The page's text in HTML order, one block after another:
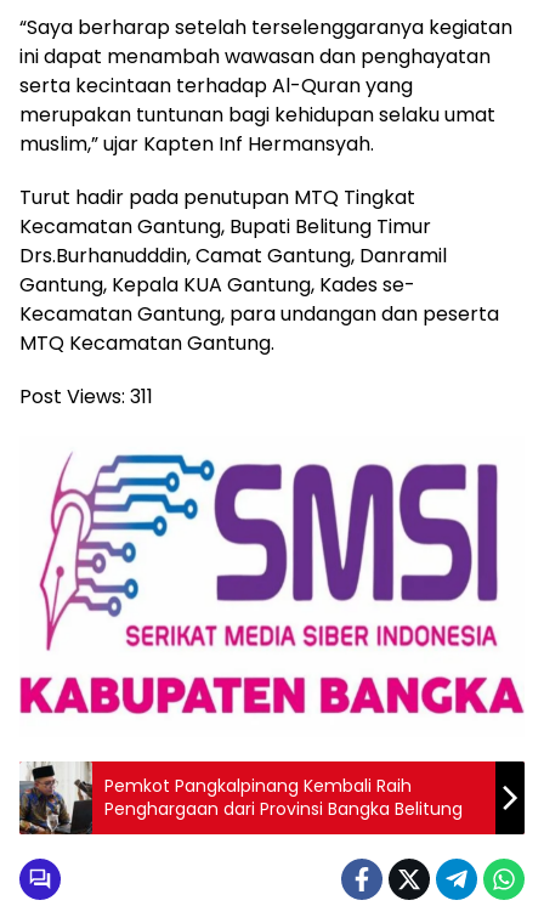
“Saya berharap setelah terselenggaranya kegiatan
ini dapat menambah wawasan dan penghayatan
serta kecintaan terhadap Al-Quran yang
merupakan tuntunan bagi kehidupan selaku umat
muslim,” ujar Kapten Inf Hermansyah.
Turut hadir pada penutupan MTQ Tingkat
Kecamatan Gantung, Bupati Belitung Timur
Drs.Burhanudddin, Camat Gantung, Danramil
Gantung, Kepala KUA Gantung, Kades se-
Kecamatan Gantung, para undangan dan peserta
MTQ Kecamatan Gantung.
Post Views: 311
Pemkot Pangkalpinang Kembali Raih
Penghargaan dari Provinsi Bangka Belitung